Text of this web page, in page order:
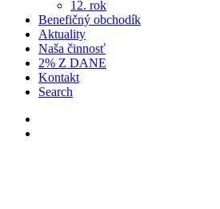
12. rok
Benefičný obchodík
Aktuality
Naša činnosť
2% Z DANE
Kontakt
Search